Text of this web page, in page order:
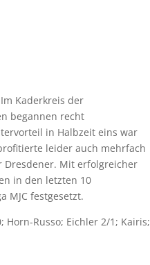
Kaderkreis der
begannen recht
in Halbzeit einswar
leiderauch mehrfach
Mit erfolgreicher
in den letzten 10
MJC festgesetzt.
Horn-Russo; Eichler 2/1; Kairis;